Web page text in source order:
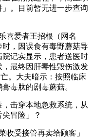
。目前暂无进一步查询
爱者王招根（网名
时，因误食有毒野蘑菇导
记实显示，患者送医时
最终因肝毒性毁伤激发
。大夫暗示：按照临床
毒肽的剧毒蘑菇。
击穿本地急救系统，从
冒险」？
受接管再卖给顾客」